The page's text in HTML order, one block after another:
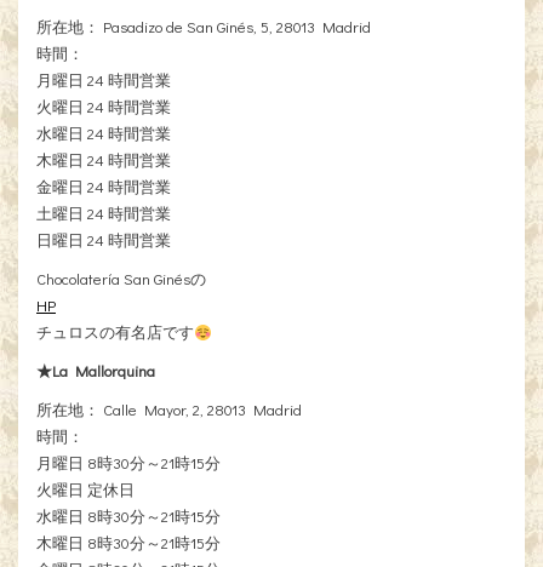
所在地： Pasadizo de San Ginés, 5, 28013 Madrid
時間：
月曜日 24 時間営業
火曜日 24 時間営業
水曜日 24 時間営業
木曜日 24 時間営業
金曜日 24 時間営業
土曜日 24 時間営業
日曜日 24 時間営業
Chocolatería San Ginésの
HP
チュロスの有名店です
★La Mallorquina
所在地： Calle Mayor, 2, 28013 Madrid
時間：
月曜日 8時30分～21時15分
火曜日 定休日
水曜日 8時30分～21時15分
木曜日 8時30分～21時15分